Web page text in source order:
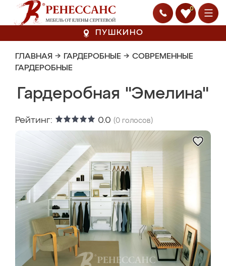
0
ПУШКИНО
ГЛАВНАЯ → ГАРДЕРОБНЫЕ → СОВРЕМЕННЫЕ
ГАРДЕРОБНЫЕ
Гардеробная "Эмелина"
Рейтинг: 0.0 (0 голосов)